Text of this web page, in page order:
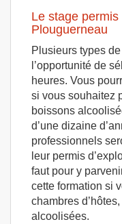
Le stage
Plouguerneau
Plusieurs types
l’opportunité de
heures. Vous
si vous souhaitez
boissons
d’une dizaine
professionnels
leur permis
faut pour y
cette formation si
chambres
alcoolisées.